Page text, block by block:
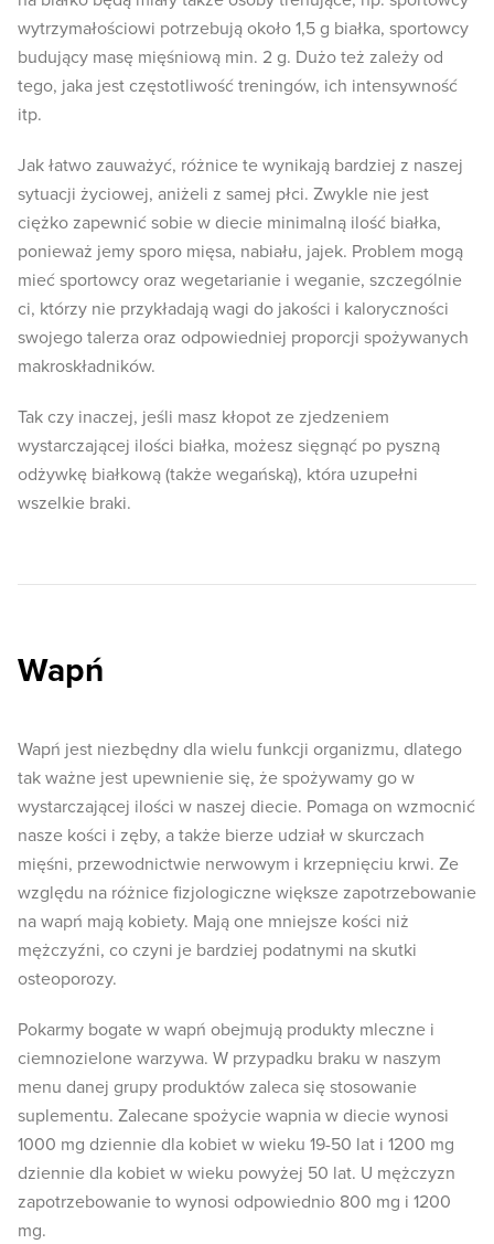
wytrzymałościowi potrzebują około 1,5 g białka, sportowcy
budujący masę mięśniową min. 2 g. Dużo też zależy od
tego, jaka jest częstotliwość treningów, ich intensywność
itp.
Jak łatwo zauważyć, różnice te wynikają bardziej z naszej
sytuacji życiowej, aniżeli z samej płci. Zwykle nie jest
ciężko zapewnić sobie w diecie minimalną ilość białka,
ponieważ jemy sporo mięsa, nabiału, jajek. Problem mogą
mieć sportowcy oraz wegetarianie i weganie, szczególnie
ci, którzy nie przykładają wagi do jakości i kaloryczności
swojego talerza oraz odpowiedniej proporcji spożywanych
makroskładników.
Tak czy inaczej, jeśli masz kłopot ze zjedzeniem
wystarczającej ilości białka, możesz sięgnąć po pyszną
odżywkę białkową (także wegańską), która uzupełni
wszelkie braki.
Wapń
Wapń jest niezbędny dla wielu funkcji organizmu, dlatego
tak ważne jest upewnienie się, że spożywamy go w
wystarczającej ilości w naszej diecie. Pomaga on wzmocnić
nasze kości i zęby, a także bierze udział w skurczach
mięśni, przewodnictwie nerwowym i krzepnięciu krwi. Ze
względu na różnice fizjologiczne większe zapotrzebowanie
na wapń mają kobiety. Mają one mniejsze kości niż
mężczyźni, co czyni je bardziej podatnymi na skutki
osteoporozy.
Pokarmy bogate w wapń obejmują produkty mleczne i
ciemnozielone warzywa. W przypadku braku w naszym
menu danej grupy produktów zaleca się stosowanie
suplementu. Zalecane spożycie wapnia w diecie wynosi
1000 mg dziennie dla kobiet w wieku 19-50 lat i 1200 mg
dziennie dla kobiet w wieku powyżej 50 lat. U mężczyzn
zapotrzebowanie to wynosi odpowiednio 800 mg i 1200
mg.